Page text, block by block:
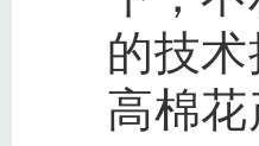
的技
高棉花